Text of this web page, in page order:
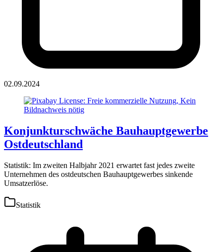
02.09.2024
Konjunkturschwäche Bauhauptgewerbe
Ostdeutschland
Statistik: Im zweiten Halbjahr 2021 erwartet fast jedes zweite
Unternehmen des ostdeutschen Bauhauptgewerbes sinkende
Umsatzerlöse.
Statistik